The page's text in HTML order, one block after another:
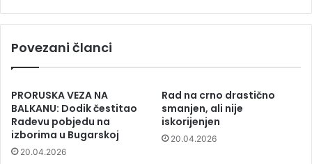
Povezani članci
PRORUSKA VEZA NA
BALKANU: Dodik čestitao
Radevu pobjedu na
izborima u Bugarskoj
20.04.2026
Rad na crno drastično
smanjen, ali nije
iskorijenjen
20.04.2026